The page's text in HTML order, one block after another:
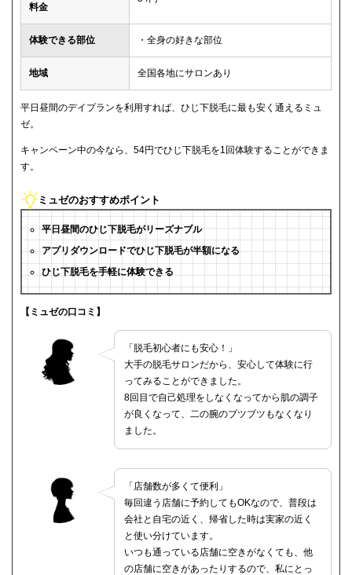
料金
体験できる部位 ・全身の好きな部位
地域 全国各地にサロンあり
平日昼間のデイプランを利用すれば、ひじ下脱毛に最も安く通えるミュ
ゼ。
キャンペーン中の今なら、54円でひじ下脱毛を1回体験することができま
す。
ミュゼのおすすめポイント
平日昼間のひじ下脱毛がリーズナブル
アプリダウンロードでひじ下脱毛が半額になる
ひじ下脱毛を手軽に体験できる
【ミュゼの口コミ】
「脱毛初心者にも安心！」
大手の脱毛サロンだから、安心して体験に行
ってみることができました。
8回目で自己処理をしなくなってから肌の調子
が良くなって、二の腕のブツブツもなくなり
ました。
「店舗数が多くて便利」
毎回違う店舗に予約してもOKなので、普段は
会社と自宅の近く、帰省した時は実家の近く
と使い分けています。
いつも通っている店舗に空きがなくても、他
の店舗に空きがあったりするので、私にとっ